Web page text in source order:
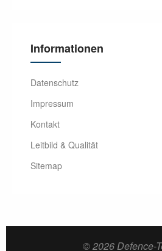
Informationen
Datenschutz
Impressum
Kontakt
Leitbild & Qualität
Sitemap
© 2026 Defence-